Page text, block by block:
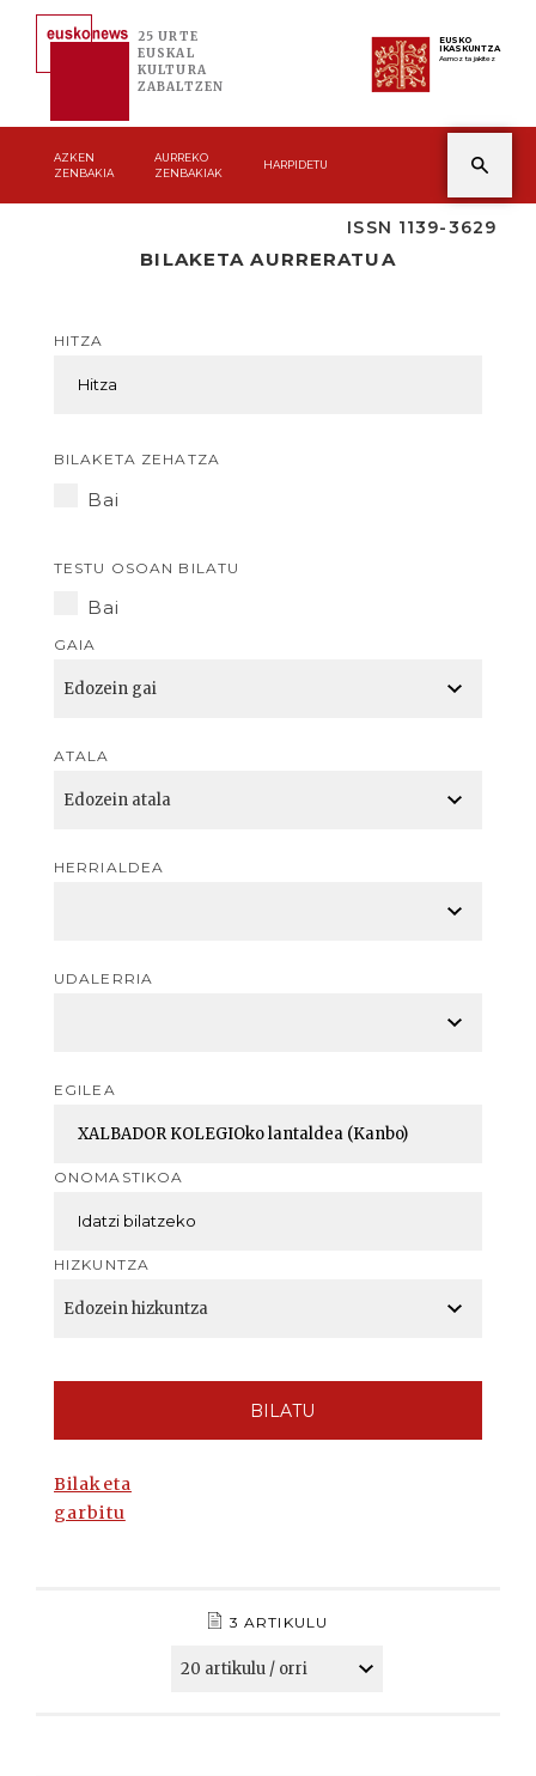
25 URTE
EUSKAL
KULTURA
ZABALTZEN
EUSKO
IKASKUNTZA
Asmoz ta jakitez
AZKEN
ZENBAKIA
AURREKO
ZENBAKIAK
HARPIDETU
ISSN 1139-3629
BILAKETA AURRERATUA
HITZA
BILAKETA ZEHATZA
Bai
TESTU OSOAN BILATU
Bai
GAIA
ATALA
HERRIALDEA
UDALERRIA
EGILEA
ONOMASTIKOA
HIZKUNTZA
BILATU
Bilaketa
garbitu
3 ARTIKULU